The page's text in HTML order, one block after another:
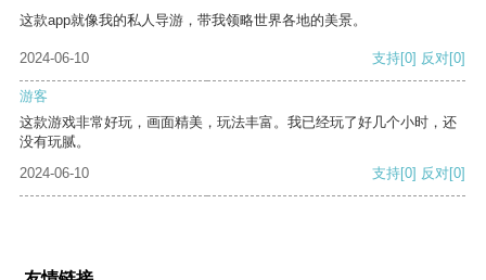
这款app就像我的私人导游，带我领略世界各地的美景。
2024-06-10 支持[0] 反对[0]
游客
这款游戏非常好玩，画面精美，玩法丰富。我已经玩了好几个小时，还
没有玩腻。
2024-06-10
支持[0] 反对[0]